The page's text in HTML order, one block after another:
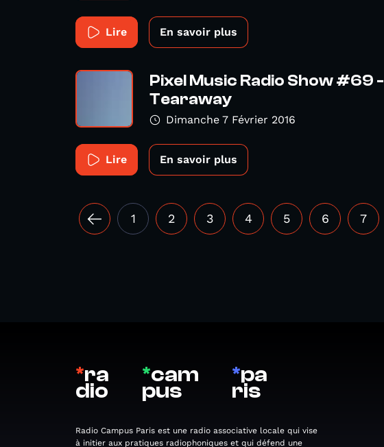
Lire En savoir plus
Pixel Music Radio Show #69 -
Tearaway
Dimanche 7 Février 2016
Lire En savoir plus
1 2 3 4 5 6 7
*ra
dio
*cam
pus
*pa
ris
Radio Campus Paris est une radio associative locale qui vise
à initier aux pratiques radiophoniques et qui défend une